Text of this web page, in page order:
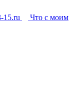
15.ru
Что с моим